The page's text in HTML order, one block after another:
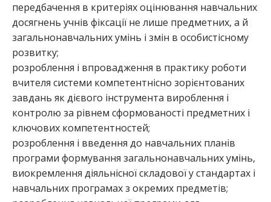
передбачення в критеріях оцінювання навчальних
досягнень учнів фіксації не лише предметних, а й
загальнонавчальних умінь і змін в особистісному
розвитку;
розроблення і впровадження в практику роботи
вчителя системи компетентнісно зорієнтованих
завдань як дієвого інструмента вироблення і
контролю за рівнем сформованості предметних і
ключових компетентностей;
розроблення і введення до навчальних планів
програми формування загальнонавчальних умінь,
виокремлення діяльнісної складової у стандартах і
навчальних програмах з окремих предметів;